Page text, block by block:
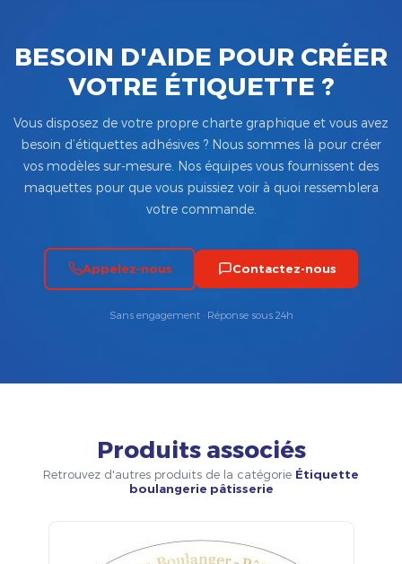
BESOIN D'AIDE POUR CRÉER
VOTRE ÉTIQUETTE ?
Vous disposez de votre propre charte graphique et vous avez
besoin d’étiquettes adhésives ? Nous sommes là pour créer
vos modèles sur-mesure. Nos équipes vous fournissent des
maquettes pour que vous puissiez voir à quoi ressemblera
votre commande.
Appelez-nous Contactez-nous
Sans engagement · Réponse sous 24h
Produits associés
Retrouvez d'autres produits de la catégorie Étiquette
boulangerie pâtisserie